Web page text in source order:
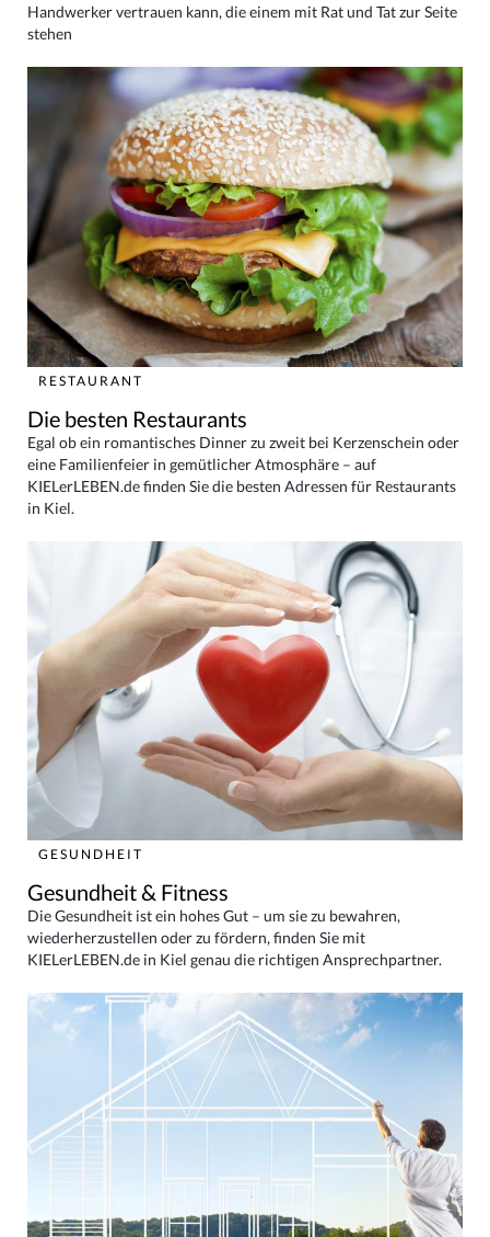
Handwerker vertrauen kann, die einem mit Rat und Tat zur Seite
stehen
RESTAURANT
Die besten Restaurants
Egal ob ein romantisches Dinner zu zweit bei Kerzenschein oder
eine Familienfeier in gemütlicher Atmosphäre – auf
KIELerLEBEN.de finden Sie die besten Adressen für Restaurants
in Kiel.
GESUNDHEIT
Gesundheit & Fitness
Die Gesundheit ist ein hohes Gut – um sie zu bewahren,
wiederherzustellen oder zu fördern, finden Sie mit
KIELerLEBEN.de in Kiel genau die richtigen Ansprechpartner.